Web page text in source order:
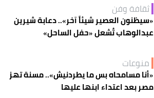
ثقافة وفن
«سيظنون العصير شيئاً آخر».. دعابة شيرين
عبدالوهاب تُشعل «حفل الساحل»
منوعات
«أنا مسامحاه بس ما يطردنيش».. مسنة تهز
مصر بعد اعتداء ابنها عليها